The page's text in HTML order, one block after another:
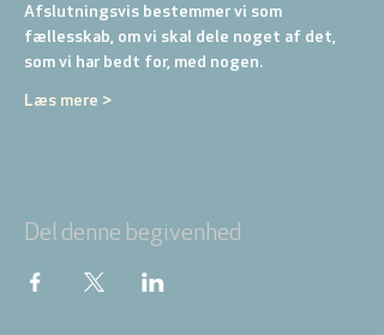
Afslutningsvis bestemmer vi som
fællesskab, om vi skal dele noget af det,
som vi har bedt for, med nogen.
Læs mere >
Del denne begivenhed